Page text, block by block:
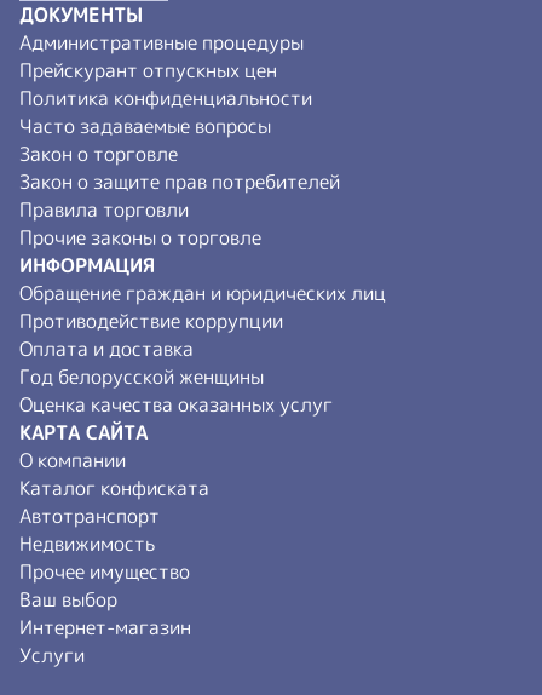
ДОКУМЕНТЫ
Административные процедуры
Прейскурант отпускных цен
Политика конфиденциальности
Часто задаваемые вопросы
Закон о торговле
Закон о защите прав потребителей
Правила торговли
Прочие законы о торговле
ИНФОРМАЦИЯ
Обращение граждан и юридических лиц
Противодействие коррупции
Оплата и доставка
Год белорусской женщины
Оценка качества оказанных услуг
КАРТА САЙТА
О компании
Каталог конфиската
Автотранспорт
Недвижимость
Прочее имущество
Ваш выбор
Интернет-магазин
Услуги